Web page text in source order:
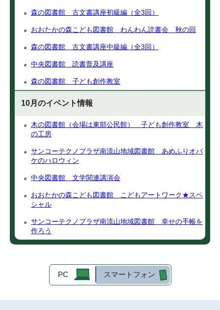
森の図書館 古文書講座初級編（全3回）
おおたかの森こども図書館 わんわん読書会 秋の回
森の図書館 古文書講座中級編（全3回）
中央図書館 読書普及講座
森の図書館 子ども創作教室
10月のイベント情報
木の図書館（会場は東部公民館） 子ども創作教室 木
の工房
サンコーテクノプラザ南流山地域図書館 あめふりオバ
ケのハロウィン
中央図書館 文学関連講演会
おおたかの森こども図書館 こどもアートワーク★スペ
シャル
サンコーテクノプラザ南流山地域図書館 幸せの手帳を
作ろう
PC スマートフォン